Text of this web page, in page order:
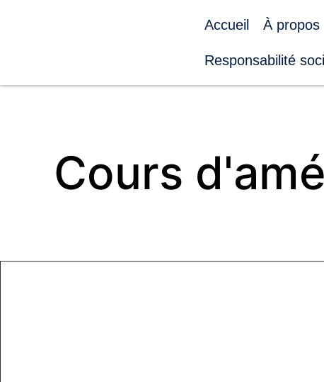
Accueil À propos
Responsabilité
Cours